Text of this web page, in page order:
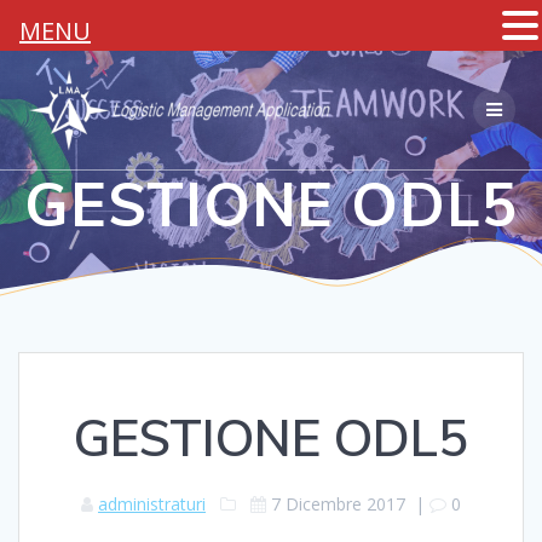
Salta
al
contenuto
GESTIONE ODL5
GESTIONE ODL5
administraturi 7 Dicembre 2017 | 0
MENU